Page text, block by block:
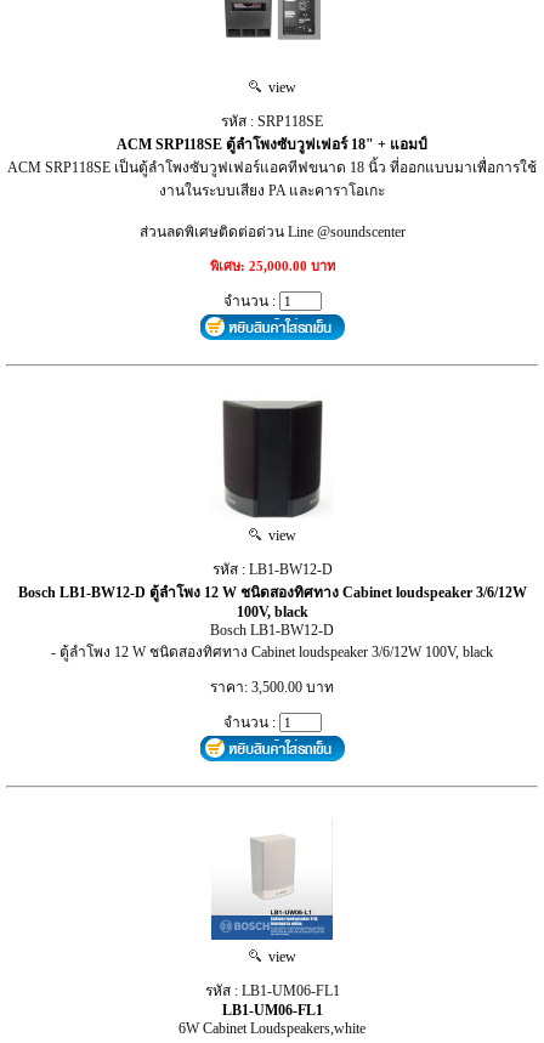
view
รหัส : SRP118SE
ACM SRP118SE ตู้ลำโพงซับวูฟเฟอร์ 18" + แอมป์
ACM SRP118SE เป็นตู้ลำโพงซับวูฟเฟอร์แอคทีฟขนาด 18 นิ้ว ที่ออกแบบมาเพื่อการใช้
งานในระบบเสียง PA และคาราโอเกะ
ส่วนลดพิเศษติดต่อด่วน Line @soundscenter
พิเศษ: 25,000.00 บาท
จำนวน :
view
รหัส : LB1‑BW12-D
Bosch LB1‑BW12-D ตู้ลำโพง 12 W ชนิดสองทิศทาง Cabinet loudspeaker 3/6/12W
100V, black
Bosch LB1‑BW12-D
- ตู้ลำโพง 12 W ชนิดสองทิศทาง Cabinet loudspeaker 3/6/12W 100V, black
ราคา: 3,500.00 บาท
จำนวน :
view
รหัส : LB1-UM06-FL1
LB1-UM06-FL1
6W Cabinet Loudspeakers,white